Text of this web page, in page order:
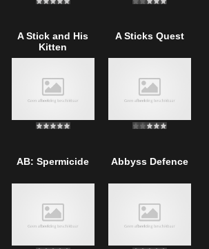
A Stick and His
Kitten
A Sticks Quest
AB: Spermicide Abbyss Defence